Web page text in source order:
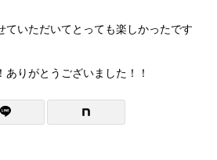
ていただいてとっても楽しかったです
ありがとうございました！！